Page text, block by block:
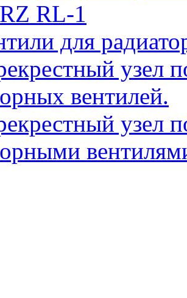
RL-1
для
узел
вентилей.
узел